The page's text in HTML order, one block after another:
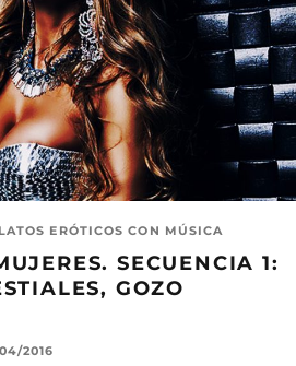
ERÓTICOS CON MÚSICA
SECUENCIA 1:
GOZO
2016